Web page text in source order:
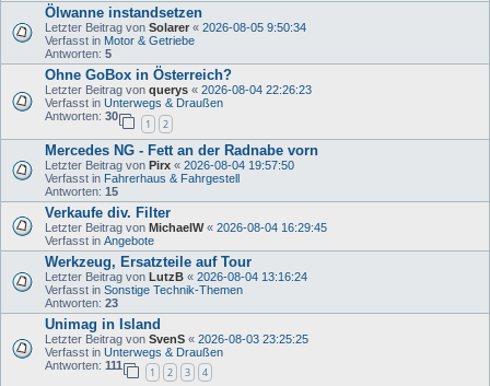
Ölwanne instandsetzen
Letzter Beitrag von Solarer « 2026-08-05 9:50:34
Verfasst in Motor & Getriebe
Antworten: 5
Ohne GoBox in Österreich?
Letzter Beitrag von querys « 2026-08-04 22:26:23
Verfasst in Unterwegs & Draußen
Antworten: 30
1 2
Mercedes NG - Fett an der Radnabe vorn
Letzter Beitrag von Pirx « 2026-08-04 19:57:50
Verfasst in Fahrerhaus & Fahrgestell
Antworten: 15
Verkaufe div. Filter
Letzter Beitrag von MichaelW« 2026-08-04 16:29:45
Verfasst in Angebote
Werkzeug, Ersatzteile auf Tour
Letzter Beitrag von LutzB « 2026-08-04 13:16:24
Verfasst in Sonstige Technik-Themen
Antworten: 23
Unimag in Island
Letzter Beitrag von SvenS « 2026-08-03 23:25:25
Verfasst in Unterwegs & Draußen
Antworten: 111
1 2 3 4